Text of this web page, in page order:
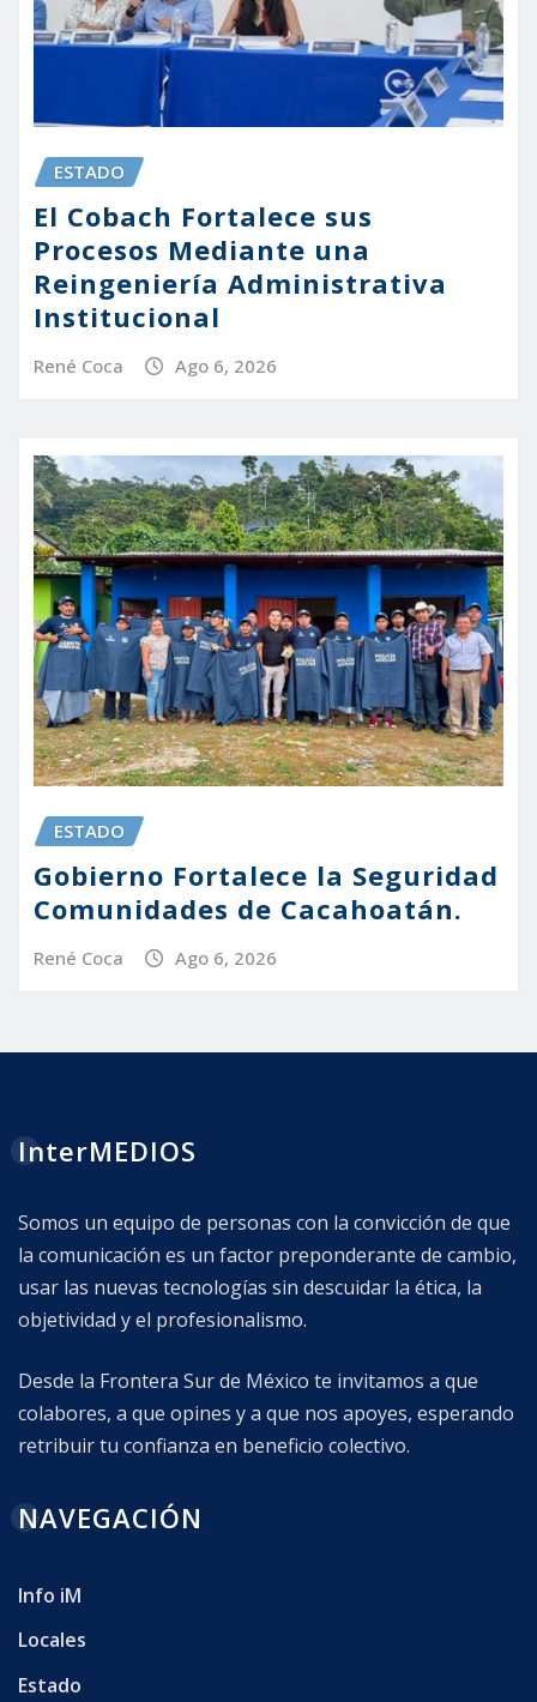
ESTADO
El Cobach Fortalece sus
Procesos Mediante una
Reingeniería Administrativa
Institucional
René Coca Ago 6, 2026
ESTADO
Gobierno Fortalece la Seguridad
Comunidades de Cacahoatán.
René Coca Ago 6, 2026
InterMEDIOS
Somos un equipo de personas con la convicción de que
la comunicación es un factor preponderante de cambio,
usar las nuevas tecnologías sin descuidar la ética, la
objetividad y el profesionalismo.
Desde la Frontera Sur de México te invitamos a que
colabores, a que opines y a que nos apoyes, esperando
retribuir tu confianza en beneficio colectivo.
NAVEGACIÓN
Info iM
Locales
Estado